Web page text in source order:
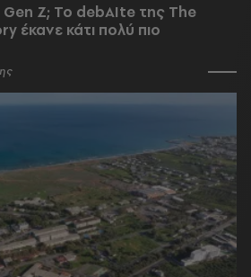
Gen Z; Το debAIte της The
έκανε κάτι πολύ πιο